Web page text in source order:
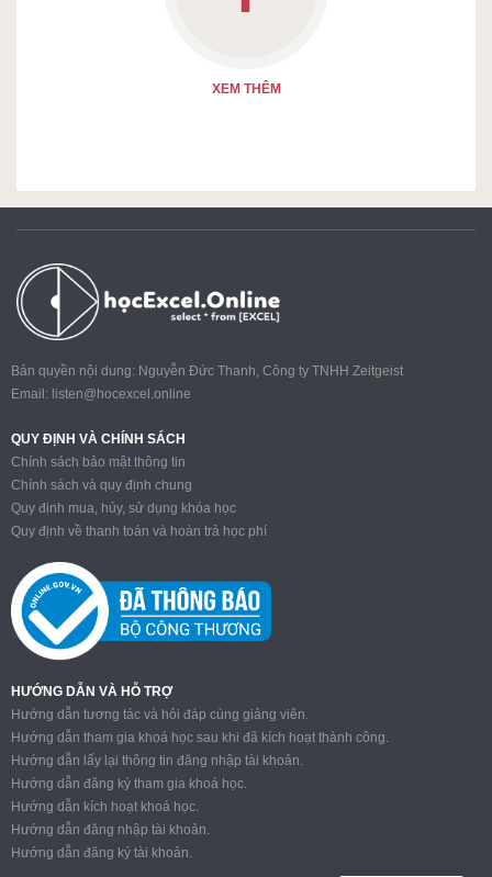
XEM THÊM
Bản quyền nội dung: Nguyễn Đức Thanh, Công ty TNHH Zeitgeist
Email: listen@hocexcel.online
QUY ĐỊNH VÀ CHÍNH SÁCH
Chính sách bảo mật thông tin
Chính sách và quy định chung
Quy định mua, hủy, sử dụng khóa học
Quy định về thanh toán và hoàn trả học phí
HƯỚNG DẪN VÀ HỖ TRỢ
Hướng dẫn tương tác và hỏi đáp cùng giảng viên.
Hướng dẫn tham gia khoá học sau khi đã kích hoạt thành công.
Hướng dẫn lấy lại thông tin đăng nhập tài khoản.
Hướng dẫn đăng ký tham gia khoá học.
Hướng dẫn kích hoạt khoá học.
Hướng dẫn đăng nhập tài khoản.
Hướng dẫn đăng ký tài khoản.